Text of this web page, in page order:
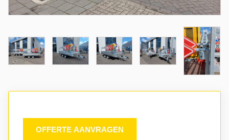
OFFERTE AANVRAGEN